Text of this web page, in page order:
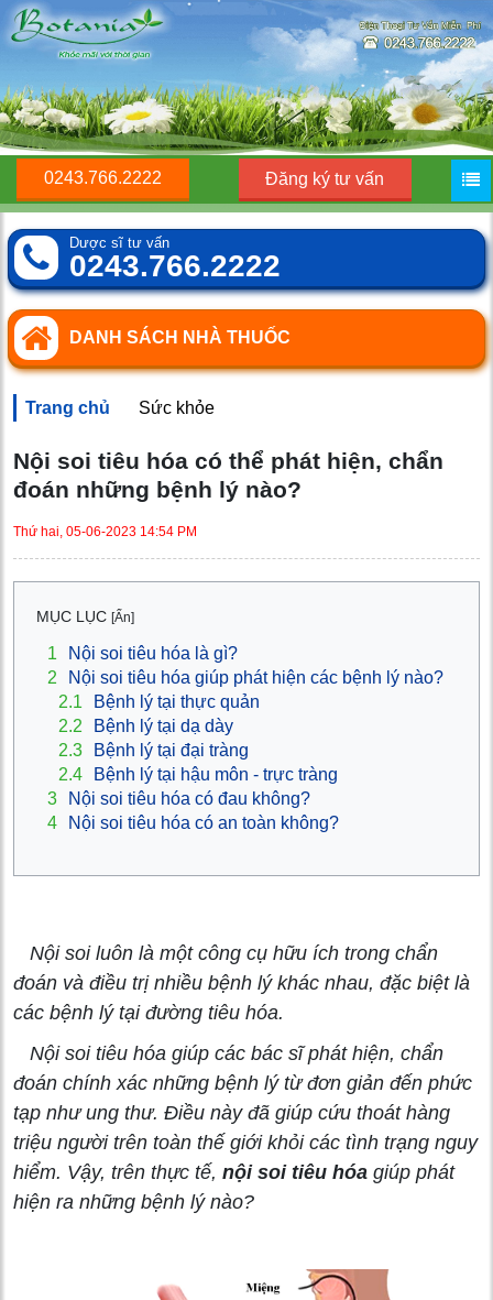
0243.766.2222 Đăng ký tư vấn
Dược sĩ tư vấn
0243.766.2222
DANH SÁCH NHÀ THUỐC
Trang chủ Sức khỏe
Nội soi tiêu hóa có thể phát hiện, chẩn
đoán những bệnh lý nào?
Thứ hai, 05-06-2023 14:54 PM
MỤC LỤC [Ẩn]
1
Nội soi tiêu hóa là gì?
2
Nội soi tiêu hóa giúp phát hiện các bệnh lý nào?
2.1
Bệnh lý tại thực quản
2.2
Bệnh lý tại dạ dày
2.3
Bệnh lý tại đại tràng
2.4
Bệnh lý tại hậu môn - trực tràng
3
Nội soi tiêu hóa có đau không?
4
Nội soi tiêu hóa có an toàn không?
Nội soi luôn là một công cụ hữu ích trong chẩn
đoán và điều trị nhiều bệnh lý khác nhau, đặc biệt là
các bệnh lý tại đường tiêu hóa.
Nội soi tiêu hóa giúp các bác sĩ phát hiện, chẩn
đoán chính xác những bệnh lý từ đơn giản đến phức
tạp như ung thư. Điều này đã giúp cứu thoát hàng
triệu người trên toàn thế giới khỏi các tình trạng nguy
hiểm. Vậy, trên thực tế, nội soi tiêu hóa giúp phát
hiện ra những bệnh lý nào?